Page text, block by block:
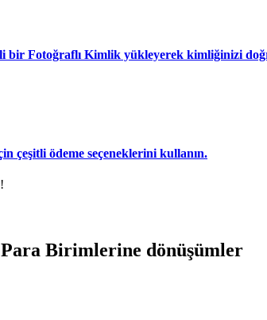
bir Fotoğraflı Kimlik yükleyerek kimliğinizi
çeşitli ödeme seçeneklerini kullanın.
Birimlerine dönüşümler